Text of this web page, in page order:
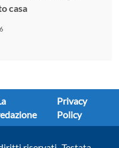
casa
Privacy
Policy